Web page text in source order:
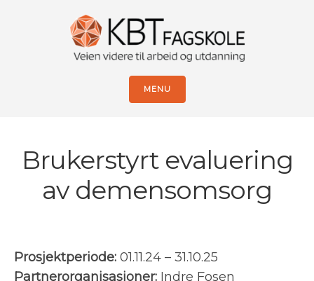
MENU
Brukerstyrt evaluering
av demensomsorg
Prosjektperiode: 01.11.24 – 31.10.25
Partnerorganisasjoner: Indre Fosen